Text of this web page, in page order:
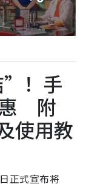
”！手
惠 附
使用教
正式宣布将